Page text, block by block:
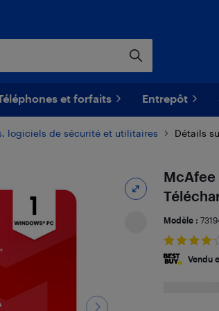
et forfaits Entrepôt
logiciels de sécurité et utilitaires Détails
McAfee
Modèle :
Vendu